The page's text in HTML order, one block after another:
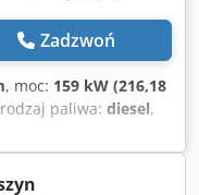
Zadzwoń
, moc: 159 kW (216,18
paliwa: diesel,
waga ładunku:
opony:10R22.5,
mm